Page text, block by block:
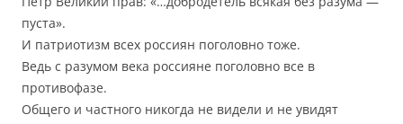
пуста».
И патриотизм всех россиян поголовно тоже.
Ведь с разумом века россияне поголовно все в
противофазе.
Общего и частного никогда не видели и не увидят